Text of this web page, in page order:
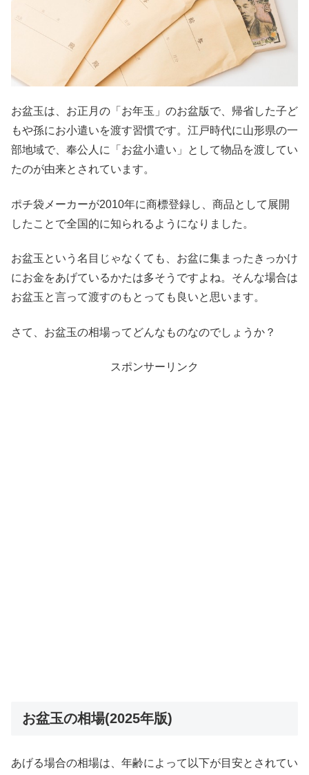
お盆玉は、お正月の「お年玉」のお盆版で、帰省した子ど
もや孫にお小遣いを渡す習慣です。江戸時代に山形県の一
部地域で、奉公人に「お盆小遣い」として物品を渡してい
たのが由来とされています。
ポチ袋メーカーが2010年に商標登録し、商品として展開
したことで全国的に知られるようになりました。
お盆玉という名目じゃなくても、お盆に集まったきっかけ
にお金をあげているかたは多そうですよね。そんな場合は
お盆玉と言って渡すのもとっても良いと思います。
さて、お盆玉の相場ってどんなものなのでしょうか？
スポンサーリンク
お盆玉の相場(2025年版)
あげる場合の相場は、年齢によって以下が目安とされてい